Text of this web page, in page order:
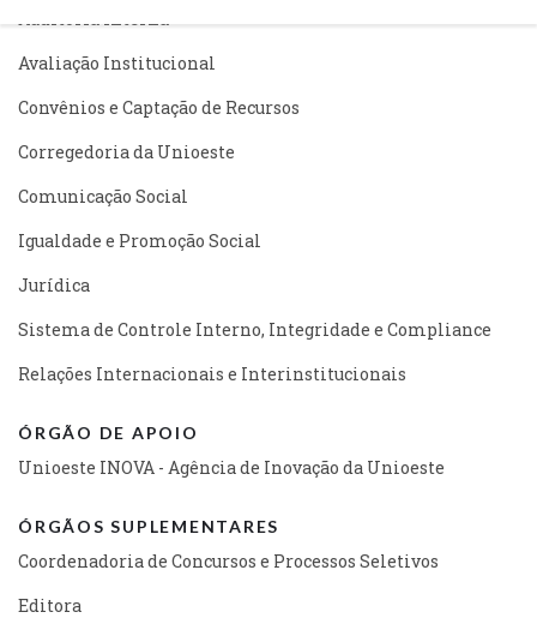
Avaliação Institucional
Convênios e Captação de Recursos
Corregedoria da Unioeste
Comunicação Social
Igualdade e Promoção Social
Jurídica
Sistema de Controle Interno, Integridade e Compliance
Relações Internacionais e Interinstitucionais
ÓRGÃO DE APOIO
Unioeste INOVA - Agência de Inovação da Unioeste
ÓRGÃOS SUPLEMENTARES
Coordenadoria de Concursos e Processos Seletivos
Editora